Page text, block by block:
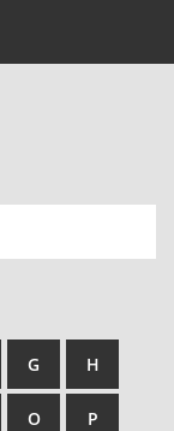
G H
O P